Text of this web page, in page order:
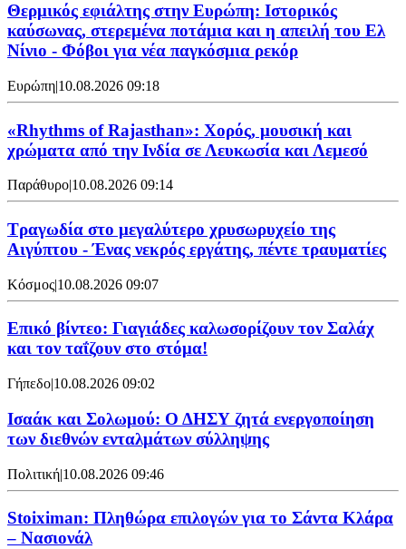
Θερμικός εφιάλτης στην Ευρώπη: Ιστορικός
καύσωνας, στερεμένα ποτάμια και η απειλή του Ελ
Νίνιο - Φόβοι για νέα παγκόσμια ρεκόρ
Ευρώπη|10.08.2026 09:18
«Rhythms of Rajasthan»: Χορός, μουσική και
χρώματα από την Ινδία σε Λευκωσία και Λεμεσό
Παράθυρο|10.08.2026 09:14
Τραγωδία στο μεγαλύτερο χρυσωρυχείο της
Αιγύπτου - Ένας νεκρός εργάτης, πέντε τραυματίες
Κόσμος|10.08.2026 09:07
Επικό βίντεο: Γιαγιάδες καλωσορίζουν τον Σαλάχ
και τον ταΐζουν στο στόμα!
Γήπεδο|10.08.2026 09:02
Ισαάκ και Σολωμού: Ο ΔΗΣΥ ζητά ενεργοποίηση
των διεθνών ενταλμάτων σύλληψης
Πολιτική|10.08.2026 09:46
Stoiximan: Πληθώρα επιλογών για το Σάντα Κλάρα
– Νασιονάλ